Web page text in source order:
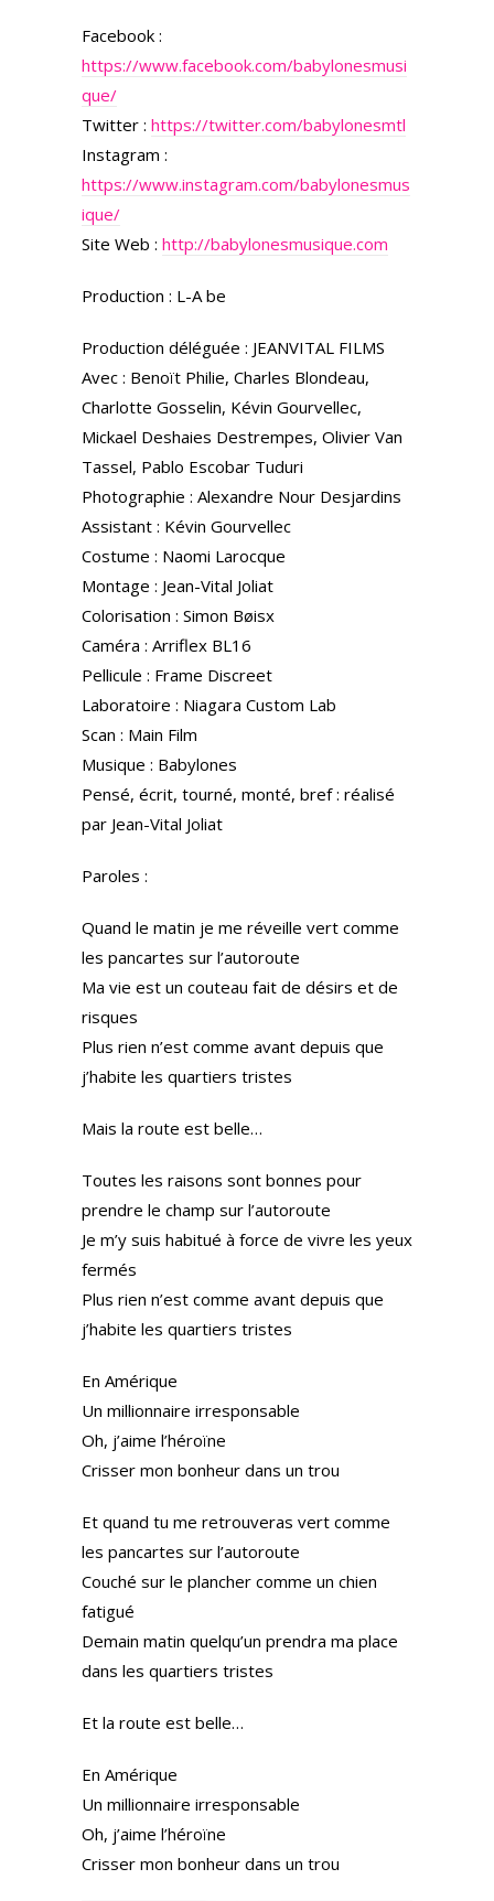
Facebook :
https://www.facebook.com/babylonesmusi
que/
Twitter : https://twitter.com/babylonesmtl
Instagram :
https://www.instagram.com/babylonesmus
ique/
Site Web : http://babylonesmusique.com
Production : L-A be
Production déléguée : JEANVITAL FILMS
Avec : Benoït Philie, Charles Blondeau,
Charlotte Gosselin, Kévin Gourvellec,
Mickael Deshaies Destrempes, Olivier Van
Tassel, Pablo Escobar Tuduri
Photographie : Alexandre Nour Desjardins
Assistant : Kévin Gourvellec
Costume : Naomi Larocque
Montage : Jean-Vital Joliat
Colorisation : Simon Bøisx
Caméra : Arriflex BL16
Pellicule : Frame Discreet
Laboratoire : Niagara Custom Lab
Scan : Main Film
Musique : Babylones
Pensé, écrit, tourné, monté, bref : réalisé
par Jean-Vital Joliat
Paroles :
Quand le matin je me réveille vert comme
les pancartes sur l’autoroute
Ma vie est un couteau fait de désirs et de
risques
Plus rien n’est comme avant depuis que
j’habite les quartiers tristes
Mais la route est belle…
Toutes les raisons sont bonnes pour
prendre le champ sur l’autoroute
Je m’y suis habitué à force de vivre les yeux
fermés
Plus rien n’est comme avant depuis que
j’habite les quartiers tristes
En Amérique
Un millionnaire irresponsable
Oh, j’aime l’héroïne
Crisser mon bonheur dans un trou
Et quand tu me retrouveras vert comme
les pancartes sur l’autoroute
Couché sur le plancher comme un chien
fatigué
Demain matin quelqu’un prendra ma place
dans les quartiers tristes
Et la route est belle…
En Amérique
Un millionnaire irresponsable
Oh, j’aime l’héroïne
Crisser mon bonheur dans un trou